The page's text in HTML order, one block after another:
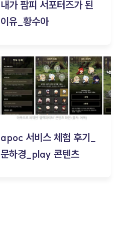
내가 팜피 서포터즈가 된
이유_황수아
apoc 서비스 체험 후기_
문하경_play 콘텐츠